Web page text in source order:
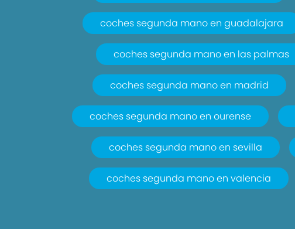
coches segunda mano en guadalajara
coches segunda mano en las palmas
coches segunda mano en madrid
coches segunda mano en ourense
coches segunda mano en sevilla
coches segunda mano en valencia